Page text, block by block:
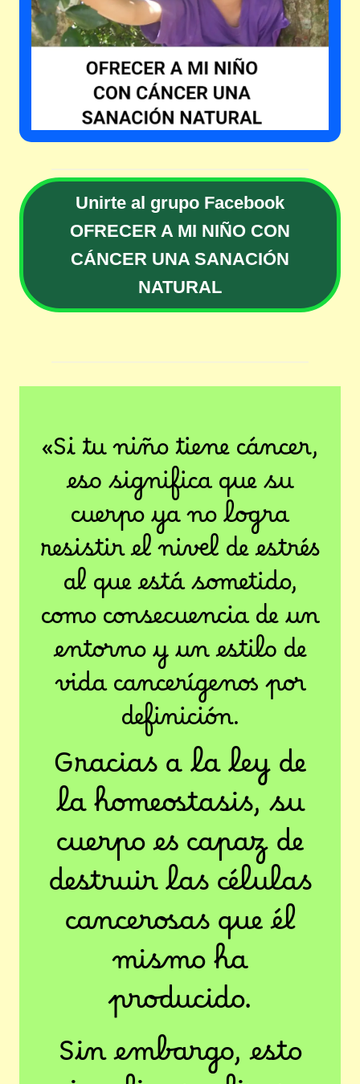
Unirte al grupo Facebook
OFRECER A MI NIÑO CON
CÁNCER UNA SANACIÓN
NATURAL
«Si tu niño tiene cáncer,
eso significa que su
cuerpo ya no logra
resistir el nivel de estrés
al que está sometido,
como consecuencia de un
entorno y un estilo de
vida cancerígenos por
definición.
Gracias a la ley de
la homeostasis, su
cuerpo es capaz de
destruir las células
cancerosas que él
mismo ha
producido.
Sin embargo, esto